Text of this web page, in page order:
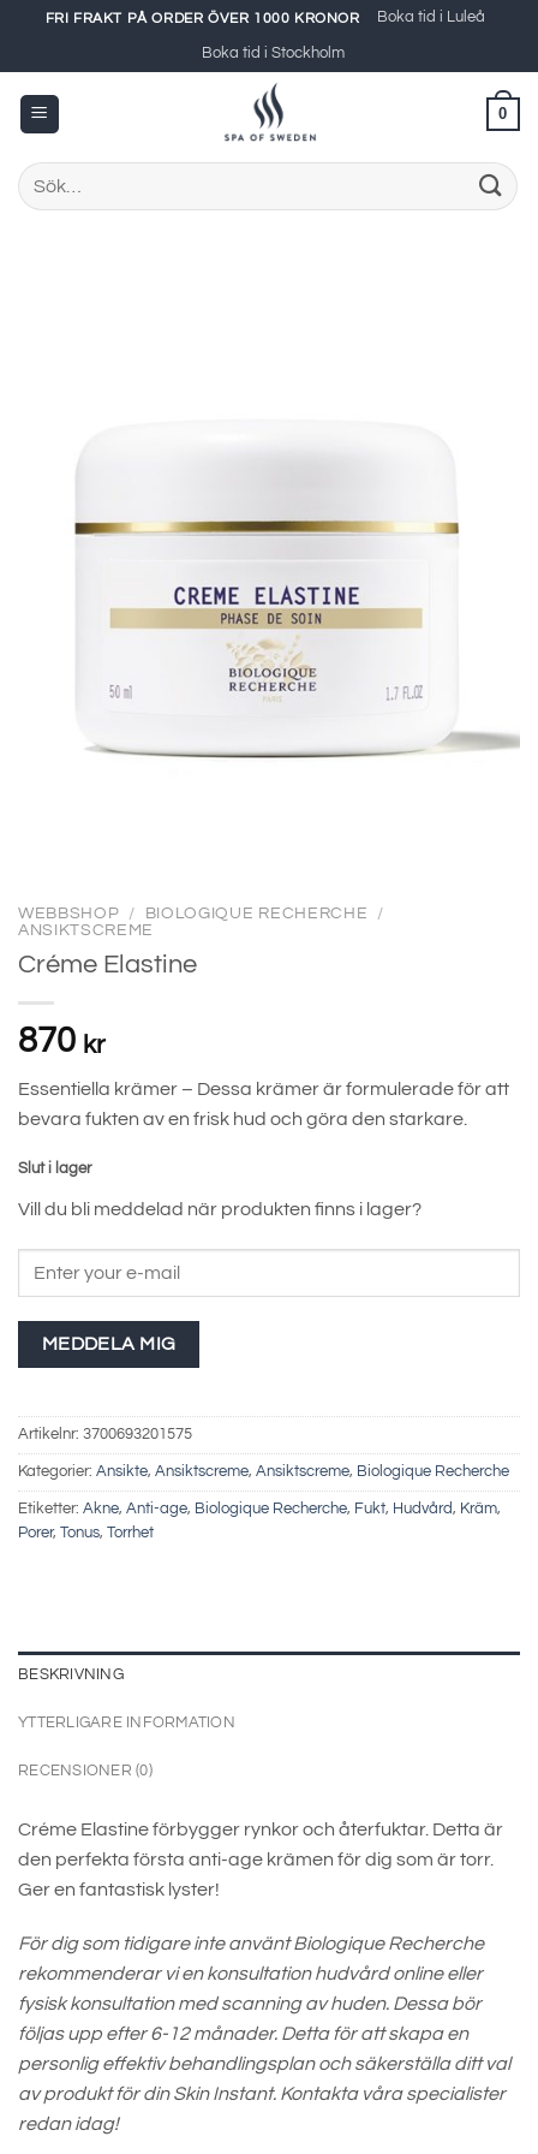
content
FRI FRAKT PÅ ORDER ÖVER 1000 KRONOR Boka tid i Luleå
Boka tid i Stockholm
0
Sök
efter:
WEBBSHOP / BIOLOGIQUE RECHERCHE
/
ANSIKTSCREME
Créme Elastine
870 kr
Essentiella krämer – Dessa krämer är formulerade för att
bevara fukten av en frisk hud och göra den starkare.
Slut i lager
Vill du bli meddelad när produkten finns i lager?
MEDDELA MIG
Artikelnr: 3700693201575
Kategorier: Ansikte, Ansiktscreme, Ansiktscreme, Biologique Recherche
Etiketter: Akne, Anti-age, Biologique Recherche, Fukt, Hudvård, Kräm,
Porer, Tonus, Torrhet
BESKRIVNING
YTTERLIGARE INFORMATION
RECENSIONER (0)
Créme Elastine förbygger rynkor och återfuktar. Detta är
den perfekta första anti-age krämen för dig som är torr.
Ger en fantastisk lyster!
För dig som tidigare inte använt Biologique Recherche
rekommenderar vi en konsultation hudvård online eller
fysisk konsultation med scanning av huden. Dessa bör
följas upp efter 6-12 månader. Detta för att skapa en
personlig effektiv behandlingsplan och säkerställa ditt val
av produkt för din Skin Instant. Kontakta våra specialister
redan idag!